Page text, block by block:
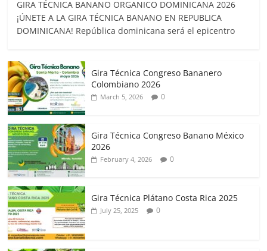
GIRA TÉCNICA BANANO ORGANICO DOMINICANA 2026
¡ÚNETE A LA GIRA TÉCNICA BANANO EN REPUBLICA
DOMINICANA! República dominicana será el epicentro
Gira Técnica Congreso Bananero
Colombiano 2026
March 5, 2026 0
Gira Técnica Congreso Banano México
2026
February 4, 2026 0
Gira Técnica Plátano Costa Rica 2025
July 25, 2025 0